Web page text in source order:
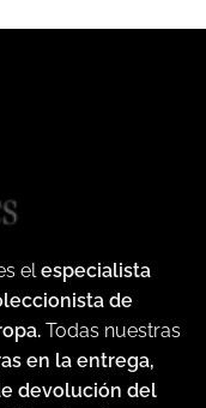
elespecialista
de
Todas nuestras
en la entrega,
devolución del